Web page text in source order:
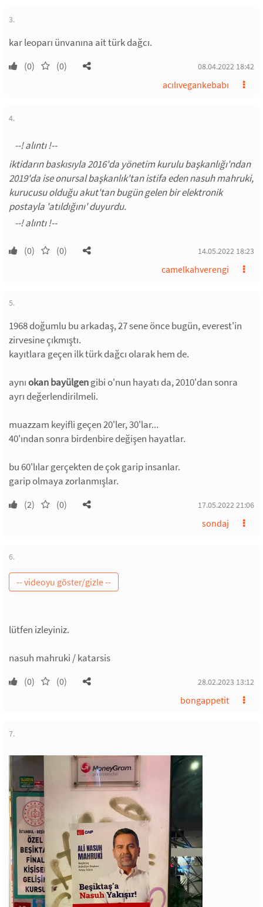
3.
kar leoparı ünvanına ait türk dağcı.
(0) (0) 08.04.2022 18:42
acılıvegankebabı
4.
iktidarın baskısıyla 2016'da yönetim kurulu başkanlığı'ndan
2019'da ise onursal başkanlık'tan istifa eden nasuh mahruki,
kurucusu olduğu akut'tan bugün gelen bir elektronik
postayla 'atıldığını' duyurdu.
(0) (0) 14.05.2022 18:23
camelkahverengi
5.
1968 doğumlu bu arkadaş, 27 sene önce bugün, everest'in
zirvesine çıkmıştı.
kayıtlara geçen ilk türk dağcı olarak hem de.
aynıokan bayülgengibi o'nun hayatı da, 2010'dan sonra
ayrı değerlendirilmeli.
muazzam keyifli geçen 20'ler, 30'lar...
40'ından sonra birdenbire değişen hayatlar.
bu 60'lılar gerçekten de çok garip insanlar.
garip olmaya zorlanmışlar.
(2) (0) 17.05.2022 21:06
sondaj
6.
lütfen izleyiniz.
nasuh mahruki / katarsis
(0) (0) 28.02.2023 13:12
bongappetit
7.